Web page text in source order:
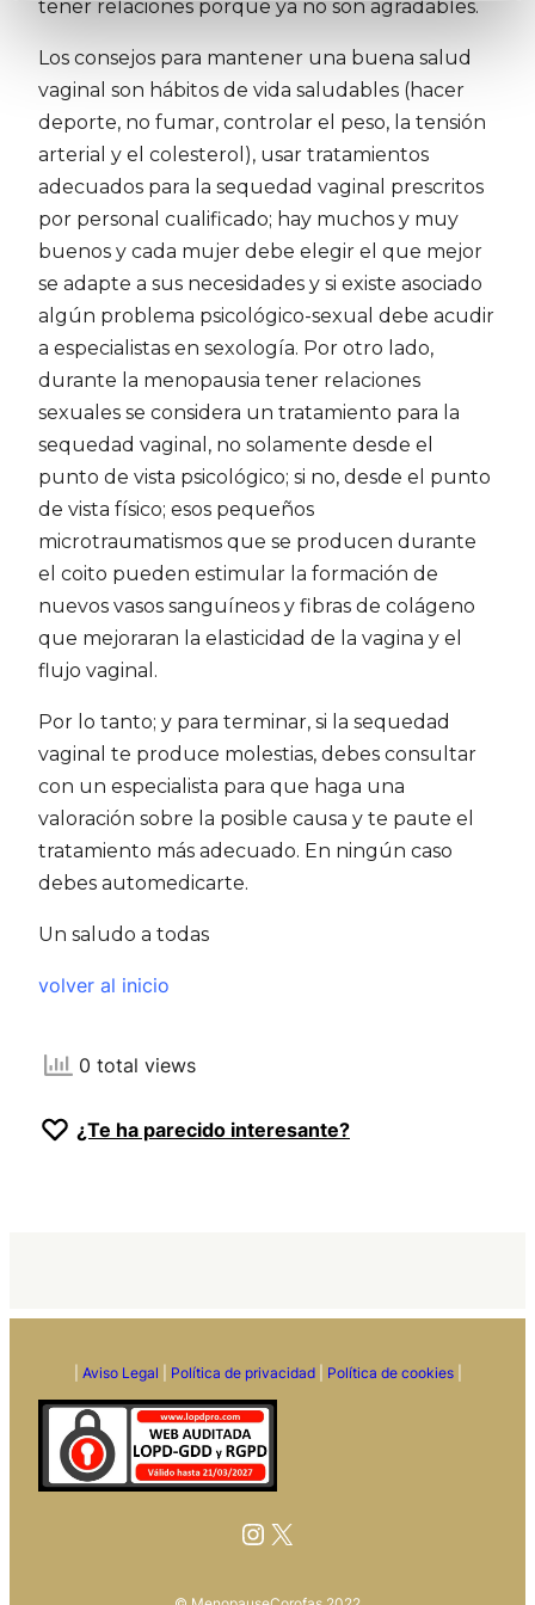
tener relaciones porque ya no son agradables.
Los consejos para mantener una buena salud
vaginal son hábitos de vida saludables (hacer
deporte, no fumar, controlar el peso, la tensión
arterial y el colesterol), usar tratamientos
adecuados para la sequedad vaginal prescritos
por personal cualificado; hay muchos y muy
buenos y cada mujer debe elegir el que mejor
se adapte a sus necesidades y si existe asociado
algún problema psicológico-sexual debe acudir
a especialistas en sexología. Por otro lado,
durante la menopausia tener relaciones
sexuales se considera un tratamiento para la
sequedad vaginal, no solamente desde el
punto de vista psicológico; si no, desde el punto
de vista físico; esos pequeños
microtraumatismos que se producen durante
el coito pueden estimular la formación de
nuevos vasos sanguíneos y fibras de colágeno
que mejoraran la elasticidad de la vagina y el
flujo vaginal.
Por lo tanto; y para terminar, si la sequedad
vaginal te produce molestias, debes consultar
con un especialista para que haga una
valoración sobre la posible causa y te paute el
tratamiento más adecuado. En ningún caso
debes automedicarte.
Un saludo a todas
volver al inicio
0 total views
¿Te ha parecido interesante?
Aviso Legal Política de privacidad| Política de cookies|
Instagram
X